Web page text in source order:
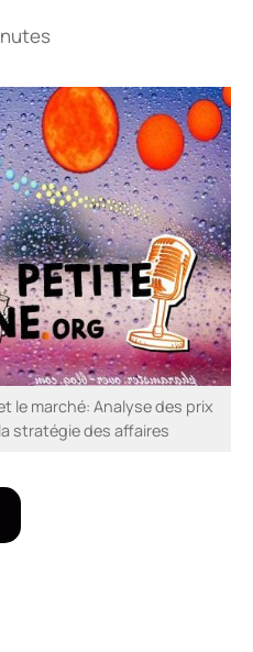
le marché: Analyse des prix
stratégie des affaires